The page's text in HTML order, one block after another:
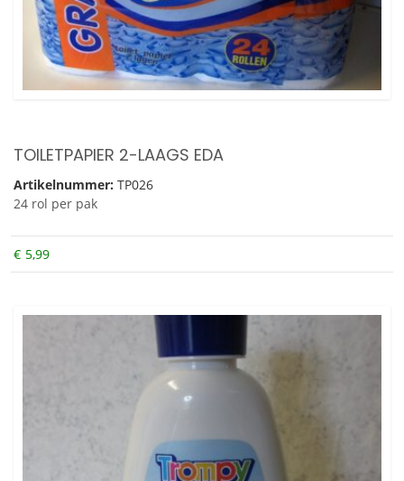
TOILETPAPIER 2-LAAGS EDA
Artikelnummer: TP026
24 rol per pak
€ 5,99